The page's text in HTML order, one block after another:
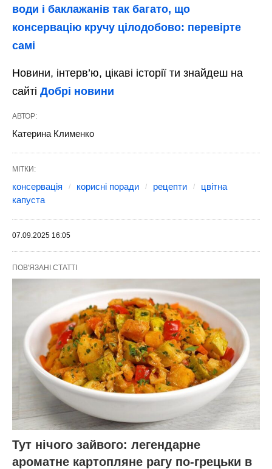
води і баклажанів так багато, що
консервацію кручу цілодобово: перевірте
самі
Новини, інтерв’ю, цікаві історії ти знайдеш на
сайті Добрі новини
АВТОР:
Катерина Клименко
МІТКИ:
консервація корисні поради рецепти
цвітна
капуста
07.09.2025 16:05
ПОВ'ЯЗАНІ СТАТТІ
Тут нічого зайвого: легендарне
ароматне картопляне рагу по-грецьки в